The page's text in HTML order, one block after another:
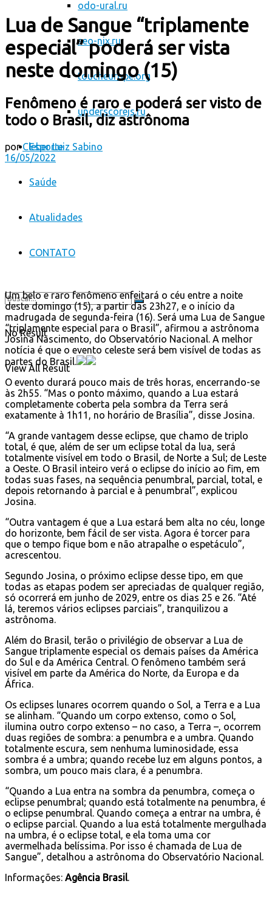
odo-ural.ru
seo-nix.ru
toucheurope.org
underscorejs.ru
Esporte
Saúde
Atualidades
CONTATO
No Result
View All Result
Lua de Sangue “triplamente
especial” poderá ser vista
neste domingo (15)
Fenômeno é raro e poderá ser visto de
todo o Brasil, diz astrônoma
por Cleber Luiz Sabino
16/05/2022
Um belo e raro fenômeno enfeitará o céu entre a noite
deste domingo (15), a partir das 23h27, e o início da
madrugada de segunda-feira (16). Será uma Lua de Sangue
“triplamente especial para o Brasil”, afirmou a astrônoma
Josina Nascimento, do Observatório Nacional. A melhor
notícia é que o evento celeste será bem visível de todas as
partes do Brasil.
O evento durará pouco mais de três horas, encerrando-se
às 2h55. “Mas o ponto máximo, quando a Lua estará
completamente coberta pela sombra da Terra será
exatamente à 1h11, no horário de Brasília”, disse Josina.
“A grande vantagem desse eclipse, que chamo de triplo
total, é que, além de ser um eclipse total da lua, será
totalmente visível em todo o Brasil, de Norte a Sul; de Leste
a Oeste. O Brasil inteiro verá o eclipse do início ao fim, em
todas suas fases, na sequência penumbral, parcial, total, e
depois retornando à parcial e à penumbral”, explicou
Josina.
“Outra vantagem é que a Lua estará bem alta no céu, longe
do horizonte, bem fácil de ser vista. Agora é torcer para
que o tempo fique bom e não atrapalhe o espetáculo”,
acrescentou.
Segundo Josina, o próximo eclipse desse tipo, em que
todas as etapas podem ser apreciadas de qualquer região,
só ocorrerá em junho de 2029, entre os dias 25 e 26. “Até
lá, teremos vários eclipses parciais”, tranquilizou a
astrônoma.
Além do Brasil, terão o privilégio de observar a Lua de
Sangue triplamente especial os demais países da América
do Sul e da América Central. O fenômeno também será
visível em parte da América do Norte, da Europa e da
África.
Os eclipses lunares ocorrem quando o Sol, a Terra e a Lua
se alinham. “Quando um corpo extenso, como o Sol,
ilumina outro corpo extenso – no caso, a Terra –, ocorrem
duas regiões de sombra: a penumbra e a umbra. Quando
totalmente escura, sem nenhuma luminosidade, essa
sombra é a umbra; quando recebe luz em alguns pontos, a
sombra, um pouco mais clara, é a penumbra.
“Quando a Lua entra na sombra da penumbra, começa o
eclipse penumbral; quando está totalmente na penumbra, é
o eclipse penumbral. Quando começa a entrar na umbra, é
o eclipse parcial. Quando a lua está totalmente mergulhada
na umbra, é o eclipse total, e ela toma uma cor
avermelhada belíssima. Por isso é chamada de Lua de
Sangue”, detalhou a astrônoma do Observatório Nacional.
Informações: Agência Brasil.